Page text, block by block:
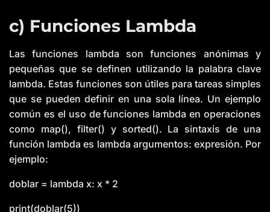
c) Funciones Lambda
Las funciones lambda son funciones anónimas y
pequeñas que se definen utilizando la palabra clave
lambda. Estas funciones son útiles para tareas simples
que se pueden definir en una sola línea. Un ejemplo
común es el uso de funciones lambda en operaciones
como map(), filter() y sorted(). La sintaxis de una
función lambda es lambda argumentos: expresión. Por
ejemplo:
doblar = lambda x: x * 2
print(doblar(5))